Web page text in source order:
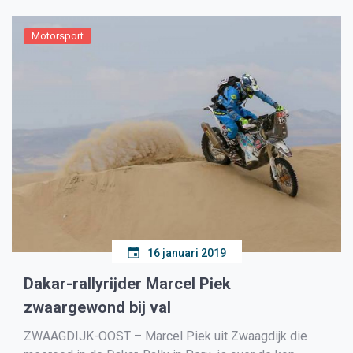
Motorsport
16 januari 2019
Dakar-rallyrijder Marcel Piek
zwaargewond bij val
ZWAAGDIJK-OOST – Marcel Piek uit Zwaagdijk die